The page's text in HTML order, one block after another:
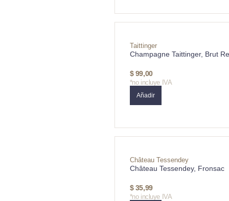
Taittinger
Champagne Taittinger, Brut
$99,00
*no incluye IVA
Añadir
Château Tessendey
Château Tessendey, Fronsac
$35,99
*no incluye IVA